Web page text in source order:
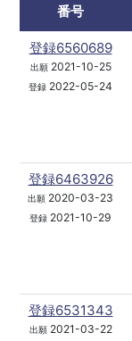
番号
登録6560689
出願2021-10-25
登録 2022-05-24
登録6463926
出願 2020-03-23
登録 2021-10-29
登録6531343
出願2021-03-22